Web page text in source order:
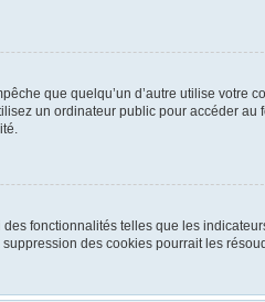
que quelqu’un d’autre utilise votre
un ordinateur public pour accéder au
fonctionnalités telles que les
des cookies pourrait les